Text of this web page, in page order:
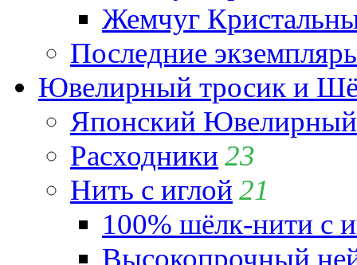
Жемчуг
Последние
Ювелирный тросик и
Японский
Расходники 23
Нить с иглой 21
100% шёлк-нити с
Высокопрочный